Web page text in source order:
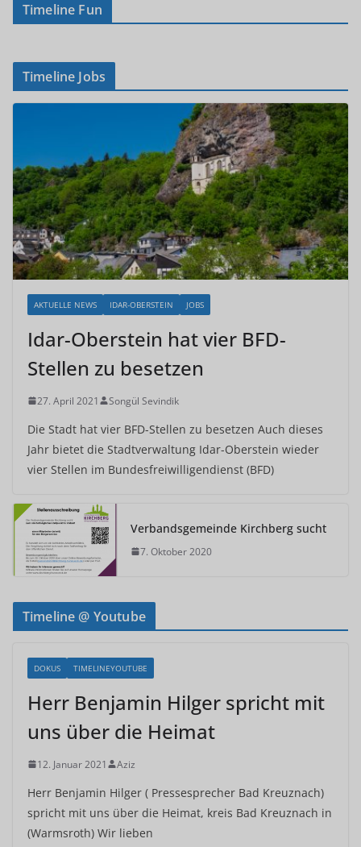
Timeline Fun
Timeline Jobs
AKTUELLE NEWS IDAR-OBERSTEIN JOBS
Idar-Oberstein hat vier BFD-
Stellen zu besetzen
27. April 2021 Songül Sevindik
Die Stadt hat vier BFD-Stellen zu besetzen Auch dieses
Jahr bietet die Stadtverwaltung Idar-Oberstein wieder
vier Stellen im Bundesfreiwilligendienst (BFD)
Verbandsgemeinde Kirchberg sucht
7. Oktober 2020
Timeline @ Youtube
DOKUS TIMELINEYOUTUBE
Herr Benjamin Hilger spricht mit
uns über die Heimat
12. Januar 2021 Aziz
Herr Benjamin Hilger ( Pressesprecher Bad Kreuznach)
spricht mit uns über die Heimat, kreis Bad Kreuznach in
(Warmsroth) Wir lieben